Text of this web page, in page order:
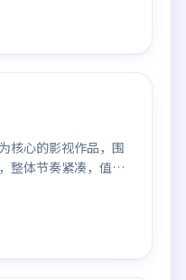
核心的影视作品，围
整体节奏紧凑，值得